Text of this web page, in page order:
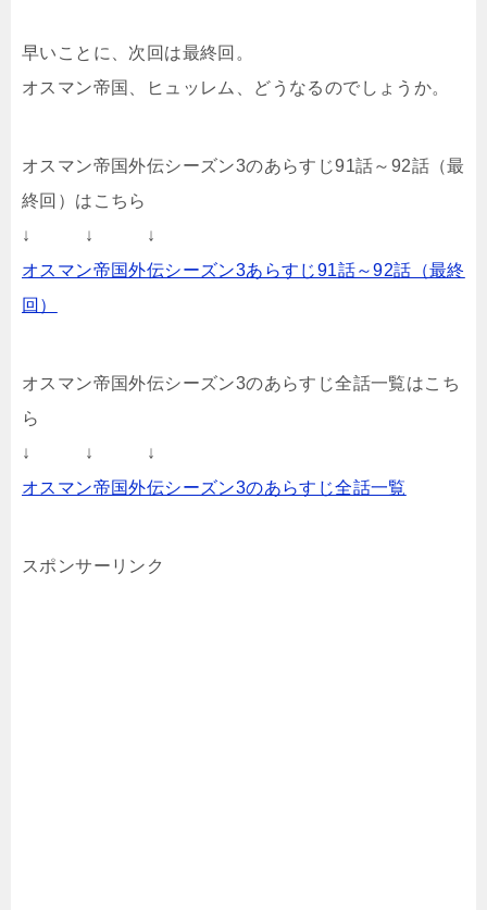
早いことに、次回は最終回。
オスマン帝国、ヒュッレム、どうなるのでしょうか。
オスマン帝国外伝シーズン3のあらすじ91話～92話（最
終回）はこちら
↓ ↓ ↓
オスマン帝国外伝シーズン3あらすじ91話～92話（最終
回）
オスマン帝国外伝シーズン3のあらすじ全話一覧はこち
ら
↓ ↓ ↓
オスマン帝国外伝シーズン3のあらすじ全話一覧
スポンサーリンク